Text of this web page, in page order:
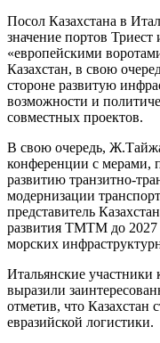
Посол Казахстана в
значение портов
«европейскими
Казахстан, в свою
стороне развитую
возможности и
совместных проектов.
В свою очередь,
конференции с мерами,
развитию транзитно-
модернизации
представитель
развития ТМТМ до 2027
морских
Итальянские
выразили
отметив, что Казахстан
евразийской логистики.